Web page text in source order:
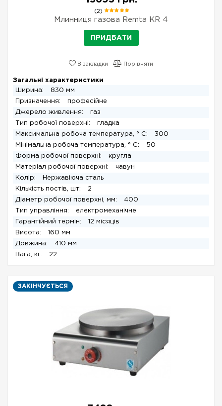
(2)
Млинниця газова Remta KR 4
ПРИДБАТИ
В закладки Порівняти
Загальні характеристики
Ширина:
830 мм
Призначення:
професійне
Джерело живлення:
газ
Тип робочої поверхні:
гладка
Максимальна робоча температура, ° C:
300
Мінімальна робоча температура, ° C:
50
Форма робочої поверхні:
кругла
Матеріал робочої поверхні:
чавун
Колір:
Нержавіюча сталь
Кількість постів, шт:
2
Діаметр робочої поверхні, мм:
400
Тип управління:
електромеханічне
Гарантійний термін:
12 місяців
Висота:
160 мм
Довжина:
410 мм
Вага, кг:
22
ЗАКІНЧУЄТЬСЯ